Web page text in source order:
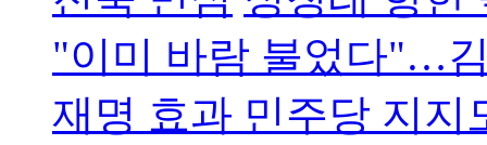
"이미 바람 불었다"…
재명 효과 민주당 지지